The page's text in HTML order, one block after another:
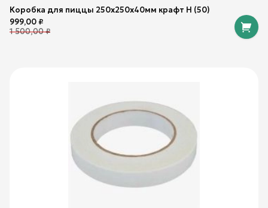
Коробка для пиццы 250х250х40мм крафт Н (50)
999,00₽
1 500,00₽